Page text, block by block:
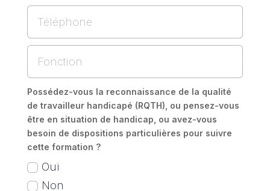
Possédez-vous la reconnaissance de la qualité
de travailleur handicapé (RQTH), ou pensez-vous
être en situation de handicap, ou avez-vous
besoin de dispositions particulières pour suivre
cette formation ?
Oui
Non